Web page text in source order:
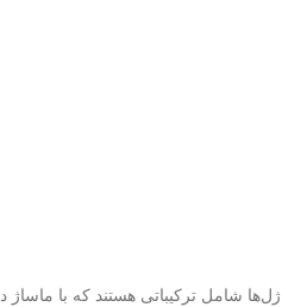
ترکیباتی هستند که با ماساژ